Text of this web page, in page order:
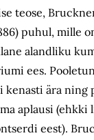
teose,
puhul, mille
alandliku
ees.
kenasti ära ning
aplausi (ehkki
eest).